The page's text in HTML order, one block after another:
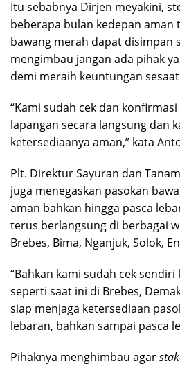
Itu sebabnya Dirjen meyakini,
beberapa bulan kedepan aman
bawang merah dapat disimpan
mengimbau jangan ada pihak
demi meraih keuntungan
“Kami sudah cek dan
lapangan secara langsung dan
ketersediaanya aman,” kata
Plt. Direktur Sayuran dan
juga menegaskan pasokan
aman bahkan hingga pasca
terus berlangsung di berbagai
Brebes, Bima, Nganjuk, Solok,
“Bahkan kami sudah cek
seperti saat ini di Brebes,
siap menjaga ketersediaan
lebaran, bahkan sampai pasca
Pihaknya menghimbau agar